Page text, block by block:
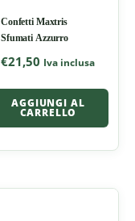
Confetti Maxtris
Sfumati Azzurro
€21,50 Iva inclusa
AGGIUNGI AL
CARRELLO